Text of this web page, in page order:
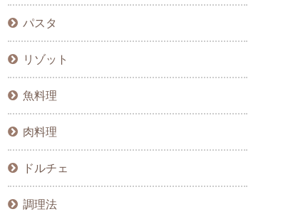
パスタ
リゾット
魚料理
肉料理
ドルチェ
調理法